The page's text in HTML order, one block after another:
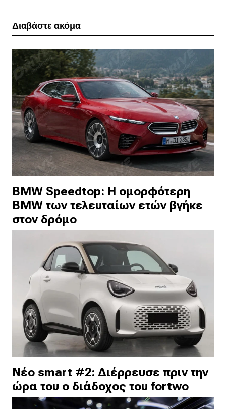
Διαβάστε ακόμα
BMW Speedtop: Η ομορφότερη
BMW των τελευταίων ετών βγήκε
στον δρόμο
Νέο smart #2: Διέρρευσε πριν την
ώρα του ο διάδοχος του fortwo